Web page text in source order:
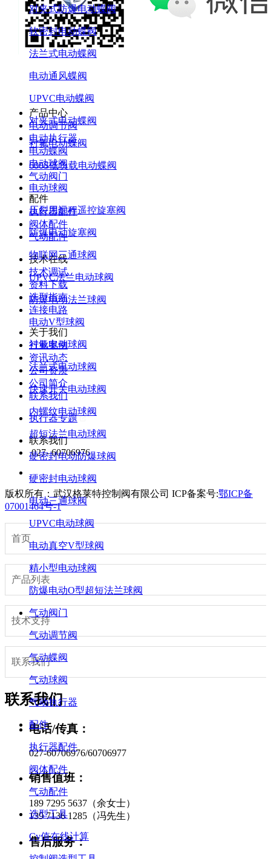
对夹式防爆电动蝶阀
软密封电动蝶阀
法兰式电动蝶阀
电动通风蝶阀
UPVC电动蝶阀
对夹式电动蝶阀
衬氟电动蝶阀
600S低负载电动蝶阀
电动球阀
压裂用远程遥控旋塞阀
防爆电动旋塞阀
物联网三通球阀
UPVC法兰电动球阀
防爆电动法兰球阀
电动V型球阀
衬氟电动球阀
法兰式电动球阀
快速开关电动球阀
内螺纹电动球阀
超短法兰电动球阀
硬密封电动防爆球阀
硬密封电动球阀
电动三通球阀
UPVC电动球阀
电动真空V型球阀
精小型电动球阀
防爆电动O型超短法兰球阀
气动阀门
气动调节阀
气动蝶阀
气动球阀
气动执行器
配件
执行器配件
阀体配件
气动配件
选型工具
Cv值在线计算
产品中心
电动调节阀
电动执行器
电动蝶阀
电动球阀
气动阀门
配件
执行器配件
阀体配件
气动配件
技术在线
技术调试
资料下载
选型指南
连接电路
关于我们
行业案例
资讯动态
公司资质
公司简介
联系我们
执行器专题
联系我们
027- 60706976
版权所有：武汉格莱特控制阀有限公司 ICP备案号:鄂ICP备
07001464号-1
首页
产品列表
技术支持
联系我们
联系我们
电话/传真：
027-60706976/60706977
销售值班：
189 7295 5637（余女士）
139 7136 1285（冯先生）
售后服务：